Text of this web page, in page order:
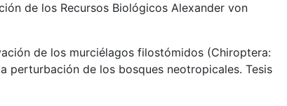
de los Recursos Biológicos Alexander von
de los murciélagos filostómidos (Chiroptera:
perturbación de los bosques neotropicales. Tesis